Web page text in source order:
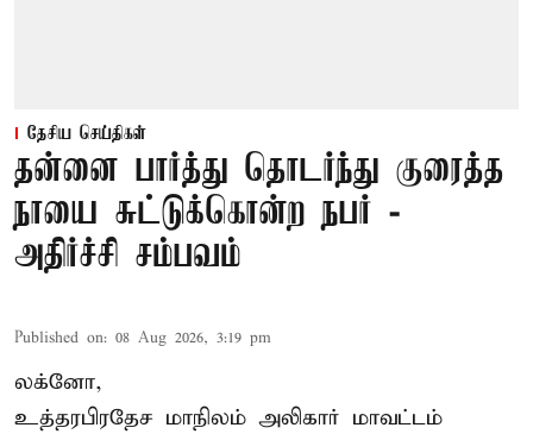
தேசிய செய்திகள்
தன்னை பார்த்து தொடர்ந்து குரைத்த
நாயை சுட்டுக்கொன்ற நபர் -
அதிர்ச்சி சம்பவம்
Published on: 08 Aug 2026, 3:19 pm
லக்னோ,
உத்தரபிரதேச மாநிலம் அலிகார் மாவட்டம்